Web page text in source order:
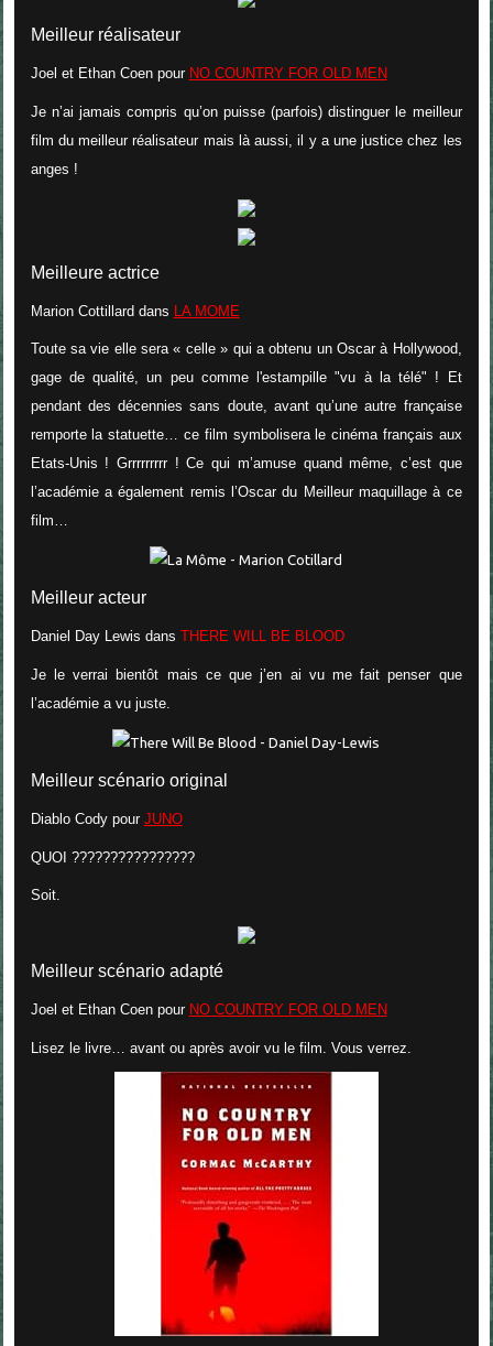
Meilleur réalisateur
Joel et Ethan Coen pour NO COUNTRY FOR OLD MEN
Je n’ai jamais compris qu’on puisse (parfois) distinguer le meilleur
film du meilleur réalisateur mais là aussi, il y a une justice chez les
anges !
Meilleure actrice
Marion Cottillard dans LA MOME
Toute sa vie elle sera « celle » qui a obtenu un Oscar à Hollywood,
gage de qualité, un peu comme l'estampille "vu à la télé" ! Et
pendant des décennies sans doute, avant qu’une autre française
remporte la statuette… ce film symbolisera le cinéma français aux
Etats-Unis ! Grrrrrrrrr ! Ce qui m’amuse quand même, c’est que
l’académie a également remis l’Oscar du Meilleur maquillage à ce
film…
Meilleur acteur
Daniel Day Lewis dans THERE WILL BE BLOOD
Je le verrai bientôt mais ce que j’en ai vu me fait penser que
l’académie a vu juste.
Meilleur scénario original
Diablo Cody pour JUNO
QUOI ????????????????
Soit.
Meilleur scénario adapté
Joel et Ethan Coen pour NO COUNTRY FOR OLD MEN
Lisez le livre… avant ou après avoir vu le film. Vous verrez.